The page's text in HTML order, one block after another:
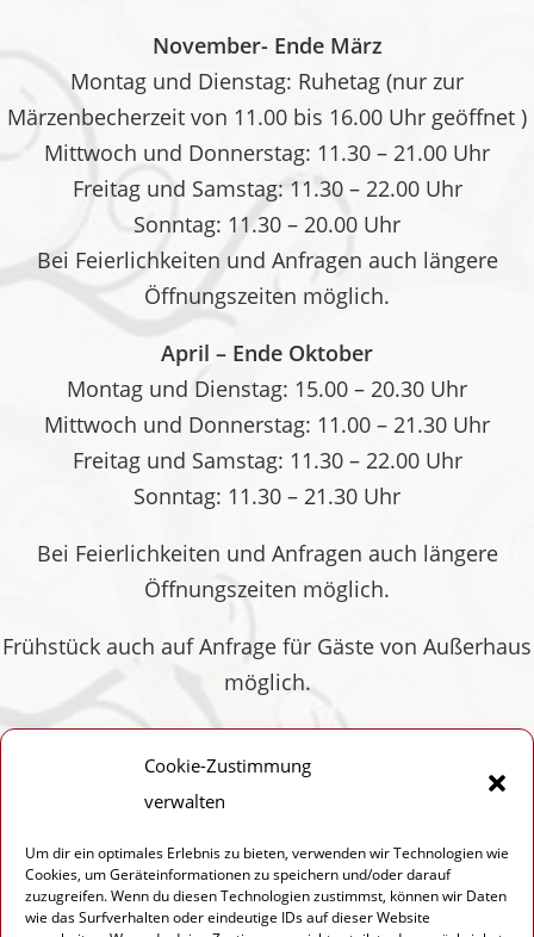
Cookie-Zustimmung
verwalten
Um dir ein optimales Erlebnis zu bieten, verwenden wir Technologien wie
Cookies, um Geräteinformationen zu speichern und/oder darauf
zuzugreifen. Wenn du diesen Technologien zustimmst, können wir Daten
wie das Surfverhalten oder eindeutige IDs auf dieser Website
November- Ende März
Montag und Dienstag: Ruhetag (nur zur
Märzenbecherzeit von 11.00 bis 16.00 Uhr geöffnet )
Mittwoch und Donnerstag: 11.30 – 21.00 Uhr
Freitag und Samstag: 11.30 – 22.00 Uhr
Sonntag: 11.30 – 20.00 Uhr
Bei Feierlichkeiten und Anfragen auch längere
Öffnungszeiten möglich.
April – Ende Oktober
Montag und Dienstag: 15.00 – 20.30 Uhr
Mittwoch und Donnerstag: 11.00 – 21.30 Uhr
Freitag und Samstag: 11.30 – 22.00 Uhr
Sonntag: 11.30 – 21.30 Uhr
Bei Feierlichkeiten und Anfragen auch längere
Öffnungszeiten möglich.
Frühstück auch auf Anfrage für Gäste von Außerhaus
möglich.
Küchenschluss 20.00 Uhr ( Montag bis Donnerstag
und Sonntag )
November – März
Montag und Dienstag Ruhetag